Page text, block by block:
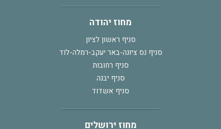
מחוז יהודה
סניף ראשון לציון
סניף נס ציונה-באר יעקב-רמלה-לוד
סניף רחובות
סניף יבנה
סניף אשדוד
מחוז ירושלים